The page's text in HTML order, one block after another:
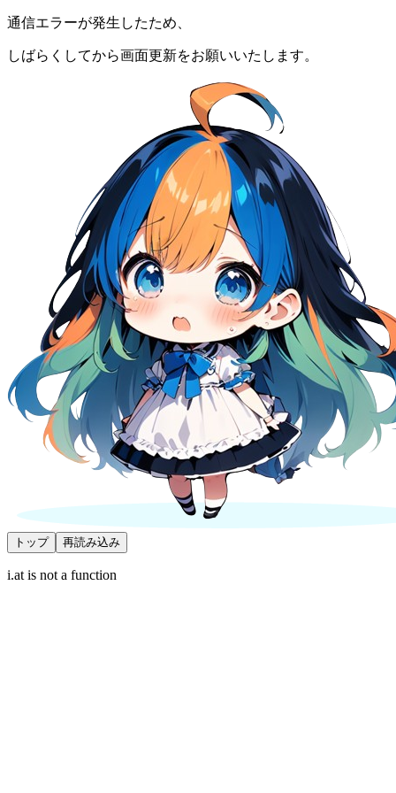
通信エラーが発生したため、
しばらくしてから画面更新をお願いいたします。
トップ 再読み込み
i.at is not a function